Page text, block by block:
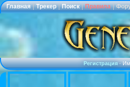
Главная | Трекер | Поиск | Правила |
Регистрация·